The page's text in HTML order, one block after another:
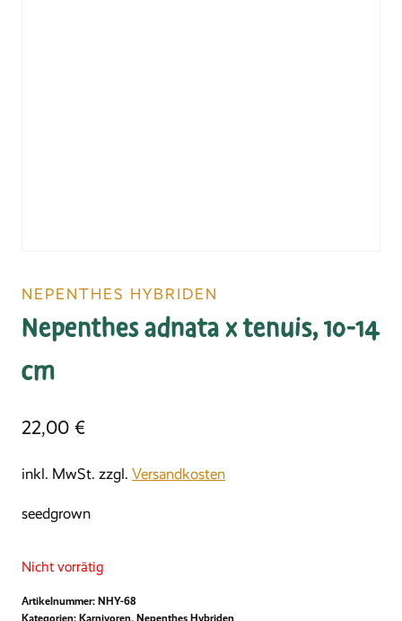
NEPENTHES HYBRIDEN
Nepenthes adnata x tenuis, 10-14
cm
22,00 €
inkl. MwSt. zzgl. Versandkosten
seedgrown
Nicht vorrätig
Artikelnummer: NHY-68
Kategorien: Karnivoren, Nepenthes Hybriden